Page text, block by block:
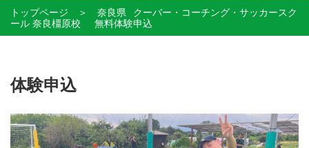
トップページ ＞ 奈良県
クーバー・コーチング・サッカースク
ール 奈良橿原校
無料体験申込
体験申込